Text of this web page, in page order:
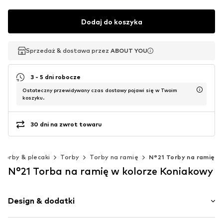
Dodaj do koszyka
Sprzedaż & dostawa przez ABOUT YOU
Sprzedaż & dostawa przez ABOUT YOU
3 - 5 dni robocze
Ostateczny przewidywany czas dostawy pojawi się w Twoim
koszyku.
30 dni na zwrot towaru
Torby & plecaki Torby Torby na ramię N°21 Torby na ramię
N°21 Torba na ramię w kolorze Koniakowy
Design & dodatki